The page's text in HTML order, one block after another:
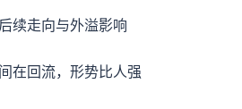
续走向与外溢影响
在回流，形势比人强